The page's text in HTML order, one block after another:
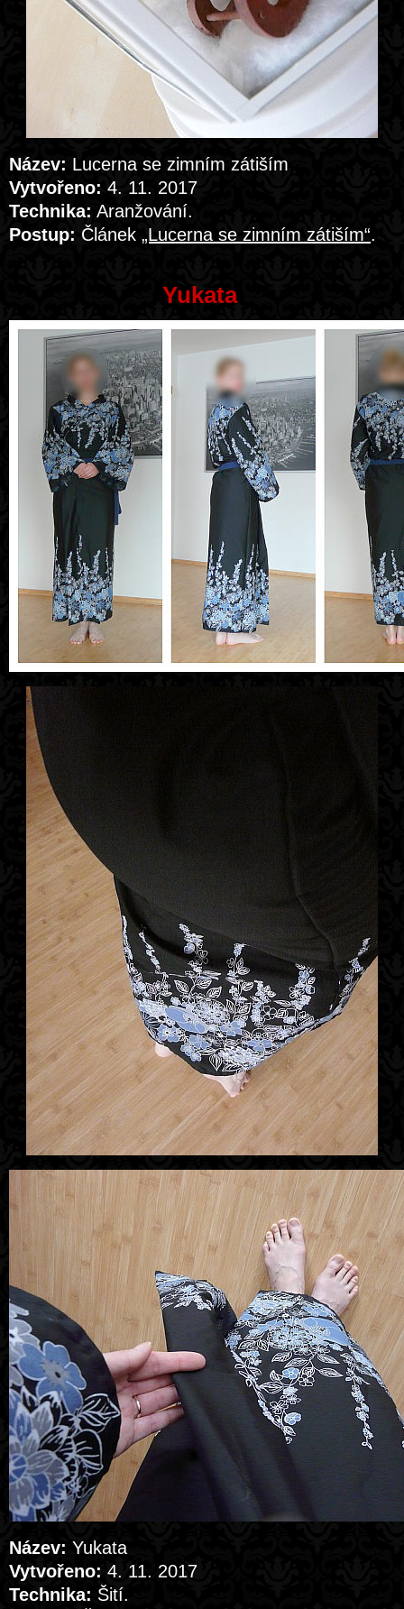
Název: Lucerna se zimním zátiším
Vytvořeno: 4. 11. 2017
Technika: Aranžování.
Postup: Článek „Lucerna se zimním zátiším“.
Yukata
Název: Yukata
Vytvořeno: 4. 11. 2017
Technika: Šití.